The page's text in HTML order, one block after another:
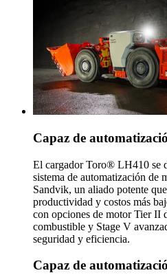
Capaz de
El cargador Toro® LH410 se
sistema de automatización
Sandvik, un aliado potente
productividad y costos más
con opciones de motor Tier II
combustible y Stage V
seguridad y eficiencia.
Capaz de